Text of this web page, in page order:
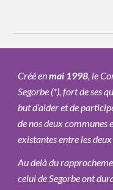
Créé enmai 1998, le
Segorbe (*), fort de ses
but d’aider et de
de nos deux communes
existantes entre les
Au delà du
celui de Segorbe ont